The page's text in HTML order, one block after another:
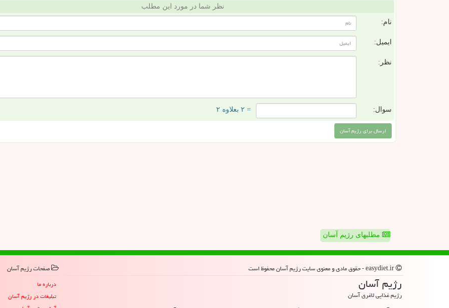
نظر شما در مورد این مطلب
نام:
ایمیل:
نظر:
سوال: = ۲ بعلاوه ۲
مطلبهای رژیم آسان
رژیم آسان
رژیم غذایی لاغری آسان
صفحات رژیم آسان
درباره ما
تبلیغات در رژیم آسان